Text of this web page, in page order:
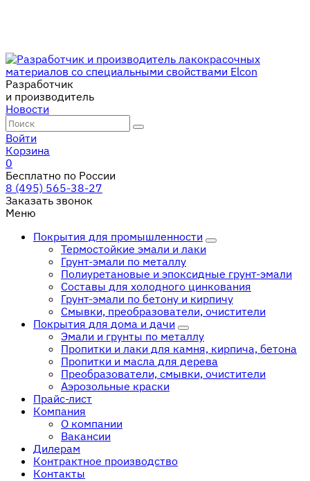
Разработчик
и производитель
Новости
Войти
Корзина
0
Бесплатно по России
8 (495) 565-38-27
Заказать звонок
Меню
Покрытия для промышленности
Термостойкие эмали и лаки
Грунт-эмали по металлу
Полиуретановые и эпоксидные грунт-эмали
Составы для холодного цинкования
Грунт-эмали по бетону и кирпичу
Смывки, преобразователи, очистители
Покрытия для дома и дачи
Эмали и грунты по металлу
Пропитки и лаки для камня, кирпича, бетона
Пропитки и масла для дерева
Преобразователи, смывки, очистители
Аэрозольные краски
Прайс-лист
Компания
О компании
Вакансии
Дилерам
Контрактное производство
Контакты